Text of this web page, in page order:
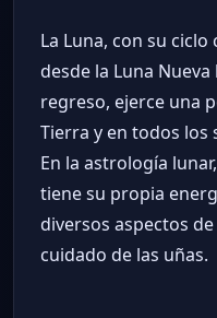
La Luna, con su
desde la Luna
regreso, ejerce una
Tierra y en todos los
En la astrología
tiene su propia
diversos aspectos
cuidado de las uñas.